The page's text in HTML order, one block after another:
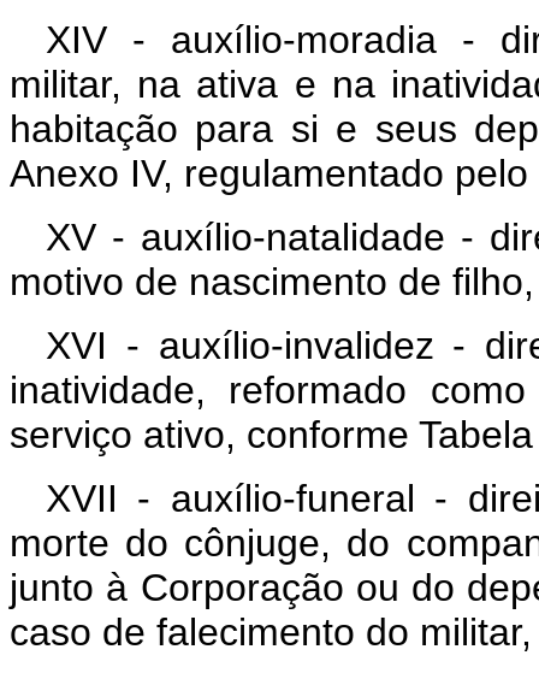
XIV - auxílio-moradia -
militar, na ativa e na
habitação para si e seus
Anexo IV, regulamentado
XV - auxílio-natalidade -
motivo de nascimento de
XVI - auxílio-invalidez -
inatividade, reformado
serviço ativo, conforme
XVII - auxílio-funeral -
morte do cônjuge, do
junto à Corporação ou do
caso de falecimento do